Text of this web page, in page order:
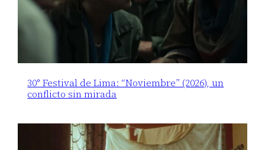
30° Festival de Lima: “Noviembre” (2026), un
conflicto sin mirada